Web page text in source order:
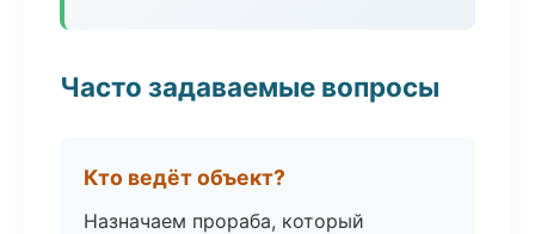
Часто задаваемые вопросы
Кто ведёт объект?
Назначаем прораба, который